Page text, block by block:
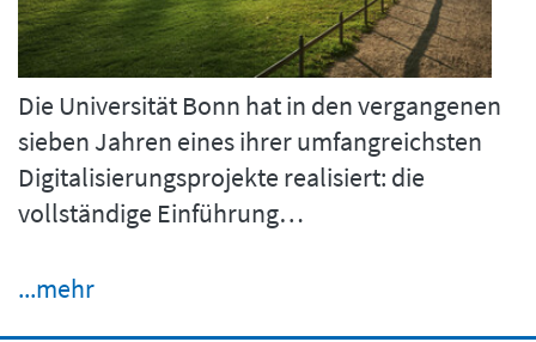
Die Universität Bonn hat in den vergangenen
sieben Jahren eines ihrer umfangreichsten
Digitalisierungsprojekte realisiert: die
vollständige Einführung…
...mehr